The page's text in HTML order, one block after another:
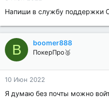
Напиши в службу поддержки
B boomer888
ПокерПро🥈
10 Июн 2022
Я думаю без почты можно